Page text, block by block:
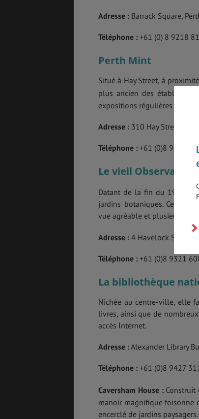
Adresse : Barrack Square,
Téléphone : +61 (0) 8 9218
Perth Mint
Situé à Hay Street, à
plus ancien des
expositions régulières de la
Adresse : 310 Hay Street,
Téléphone : +61 (0)8 9421
Le vieil
Datant de la fin du 19
jardins botaniques. Ce
vue agréable et plusieurs
Adresse : 4 Havelock Street,
Téléphone : +61 (0)8 9321
La bibliothèque
Nichée au centre-ville, elle
livres, ainsi que de
accès Internet.
Adresse :Alexander Library
Téléphone : +61 (0)8 9427
Caversham House :Construit
manoir magnifique foisonne
encerclé de jardins paysagers.